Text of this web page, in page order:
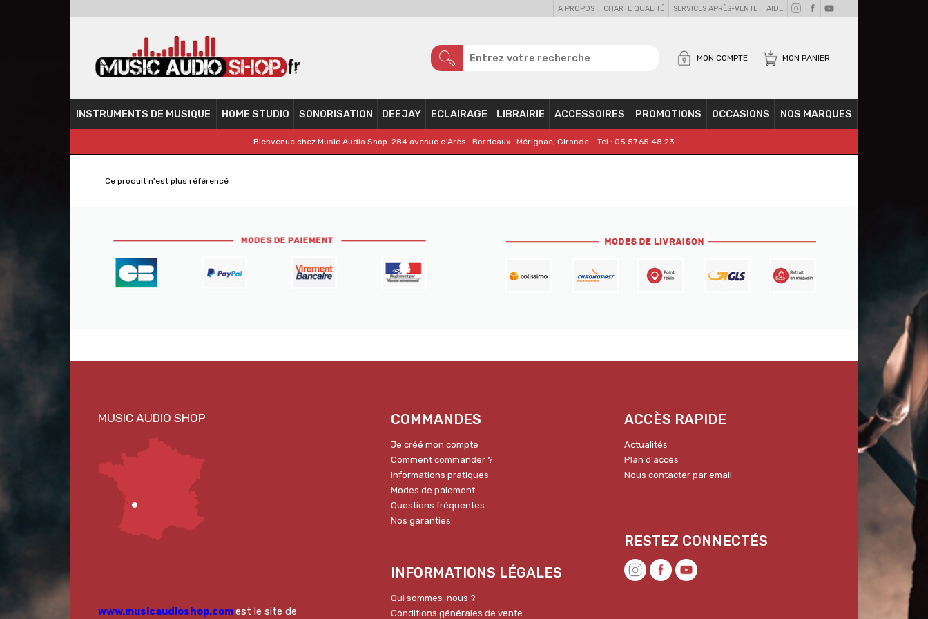
A PROPOS CHARTE QUALITÉ SERVICES APRÈS-VENTE AIDE
MON PANIER
MON COMPTE
INSTRUMENTS DE MUSIQUE HOME STUDIO SONORISATION DEEJAY ECLAIRAGE LIBRAIRIE ACCESSOIRES PROMOTIONS OCCASIONS NOS MARQUES
Bienvenue chez Music Audio Shop. 284 avenue d'Arès- Bordeaux- Mérignac, Gironde - Tel : 05.57.65.48.23
Ce produit n'est plus référencé
www.musicaudioshop.comest le site de
COMMANDES
Je créé mon compte
Comment commander ?
Informations pratiques
Modes de paiement
Questions fréquentes
Nos garanties
INFORMATIONS LÉGALES
Qui sommes-nous ?
Conditions générales de vente
ACCÈS RAPIDE
Actualités
Plan d'accès
Nous contacter par email